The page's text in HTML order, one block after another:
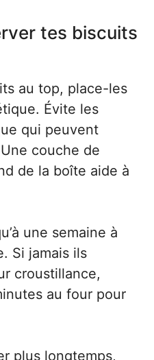
tes biscuits
au top, place-les
Évite les
qui peuvent
couche de
de la boîte aide à
une semaine à
Si jamais ils
croustillance,
au four pour
plus longtemps,